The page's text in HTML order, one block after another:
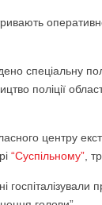
спеціальну
поліції
центру
“Суспільному” ,